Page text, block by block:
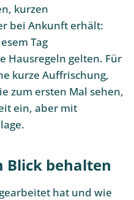
kurzen
bei Ankunft erhält:
Tag
Hausregeln gelten. Für
kurze Auffrischung,
zum ersten Mal sehen,
ein, aber mit
Blick behalten
hat und wie